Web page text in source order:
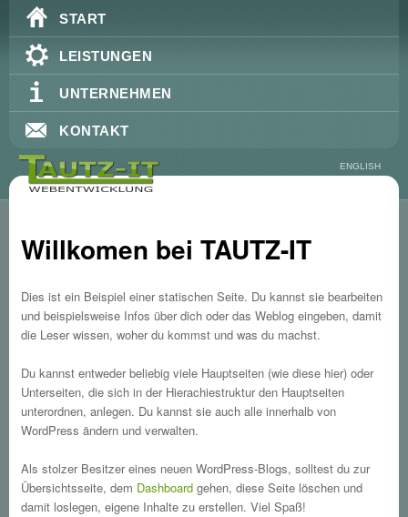
Hauptmenü
Zum Inhalt wechseln
Zum sekundären Inhalt wechseln
START
LEISTUNGEN
UNTERNEHMEN
KONTAKT
ENGLISH
Willkomen bei TAUTZ-IT
Dies ist ein Beispiel einer statischen Seite. Du kannst sie bearbeiten
und beispielsweise Infos über dich oder das Weblog eingeben, damit
die Leser wissen, woher du kommst und was du machst.
Du kannst entweder beliebig viele Hauptseiten (wie diese hier) oder
Unterseiten, die sich in der Hierachiestruktur den Hauptseiten
unterordnen, anlegen. Du kannst sie auch alle innerhalb von
WordPress ändern und verwalten.
Als stolzer Besitzer eines neuen WordPress-Blogs, solltest du zur
Übersichtsseite, dem Dashboard gehen, diese Seite löschen und
damit loslegen, eigene Inhalte zu erstellen. Viel Spaß!